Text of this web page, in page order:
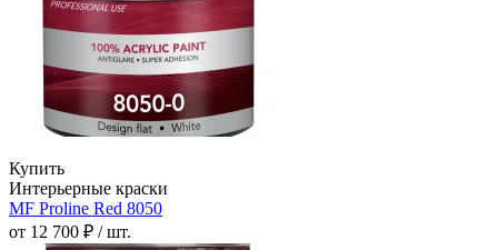
Купить
Интерьерные краски
MF Proline Red 8050
от 12 700 ₽ / шт.